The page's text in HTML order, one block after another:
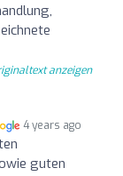
anzeigen
4 years ago
guten